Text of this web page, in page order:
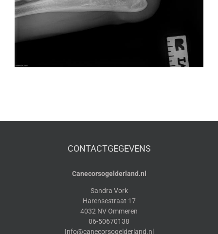
CONTACTGEGEVENS
Canecorsogelderland.nl
Sandra Vork
Harensestraat 17
4032 NV Ommeren
06-50670138
Info@canecorsogelderland.nl